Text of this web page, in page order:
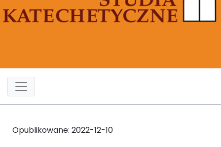
Opublikowane: 2022-12-10